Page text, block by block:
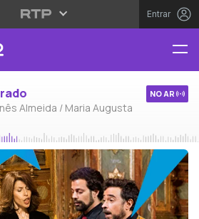
Entrar
Almeida / Maria Augusta
NO AR